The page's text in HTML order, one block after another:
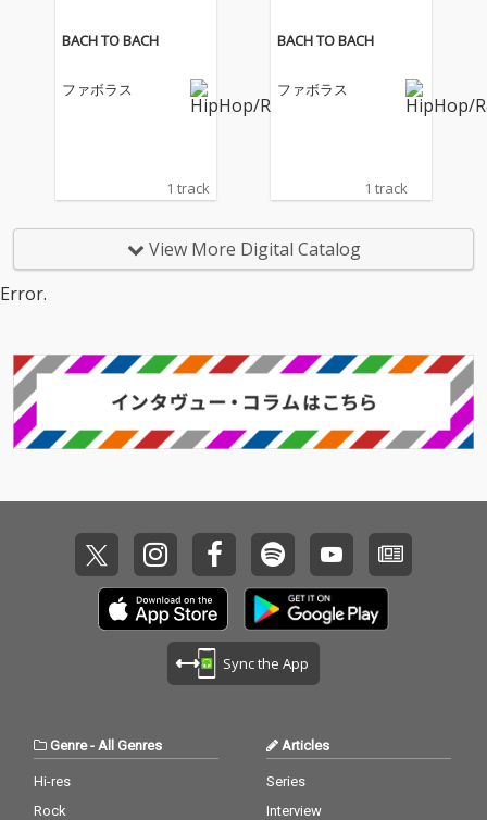
BACH TO BACH
ファボラス
1 track
BACH TO BACH
ファボラス
1 track
View More Digital Catalog
Error.
Sync the App
Genre- All Genres
Hi-res
Rock
Articles
Series
Interview